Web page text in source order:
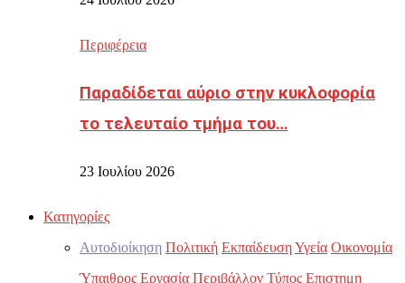
Περιφέρεια
Παραδίδεται αύριο στην κυκλοφορία
το τελευταίο τμήμα του…
23 Ιουλίου 2026
Κατηγορίες
Αυτοδιοίκηση Πολιτική ΕκπαίδευσηΥγεία Οικονομία
Ύπαιθρος Εργασία Περιβάλλον Τύπος Επιστημη